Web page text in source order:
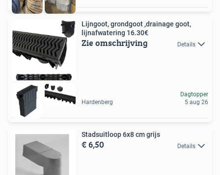
Lijngoot, grondgoot ,drainage goot,
lijnafwatering 16.30€
Zie omschrijving Details
Hardenberg
Dagtopper
5 aug 26
Stadsuitloop 6x8 cm grijs
€ 6,50 Details